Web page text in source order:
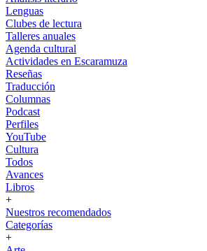
Lenguas
Clubes de lectura
Talleres anuales
Agenda cultural
Actividades en Escaramuza
Reseñas
Traducción
Columnas
Podcast
Perfiles
YouTube
Cultura
Todos
Avances
Libros
+
Nuestros recomendados
Categorías
+